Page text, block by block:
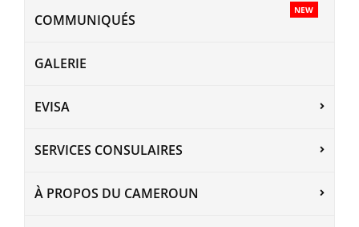
NEW
COMMUNIQUÉS
GALERIE
EVISA
SERVICES CONSULAIRES
À PROPOS DU CAMEROUN